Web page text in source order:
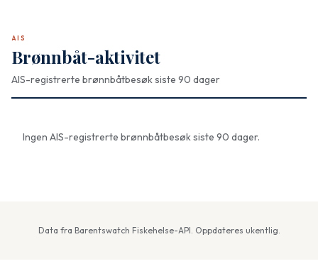
AIS
Brønnbåt-aktivitet
AIS-registrerte brønnbåtbesøk siste 90 dager
Ingen AIS-registrerte brønnbåtbesøk siste 90 dager.
Data fra Barentswatch Fiskehelse-API. Oppdateres ukentlig.